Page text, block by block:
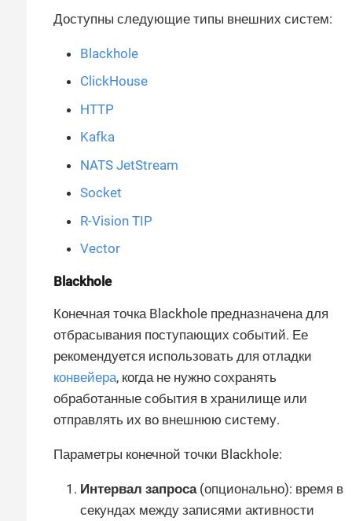
Доступны следующие типы внешних систем:
Blackhole
ClickHouse
HTTP
Kafka
NATS JetStream
Socket
R-Vision TIP
Vector
Blackhole
Конечная точка Blackhole предназначена для
отбрасывания поступающих событий. Ее
рекомендуется использовать для отладки
конвейера, когда не нужно сохранять
обработанные события в хранилище или
отправлять их во внешнюю систему.
Параметры конечной точки Blackhole:
Интервал запроса(опционально): время в
секундах между записями активности